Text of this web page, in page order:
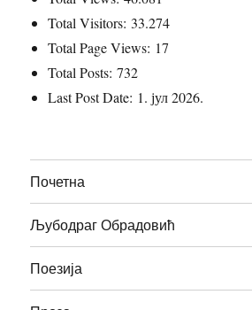
Total Visitors: 33.274
Total Page Views: 17
Total Posts:732
Last Post Date: 1. јул 2026.
Почетна
Љубодраг Обрадовић
Поезија